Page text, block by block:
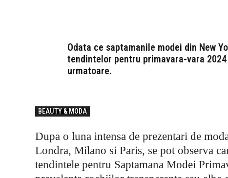
Odata ce saptamanile modei din New
tendintelor pentru primavara-vara
urmatoare.
BEAUTY & MODA
Dupa o luna intensa de prezentari de
Londra, Milano si Paris, se pot observa
tendintele pentru Saptamana Modei